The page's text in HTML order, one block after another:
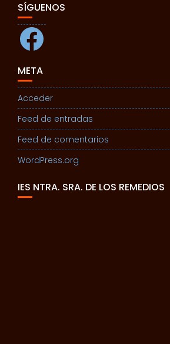
SÍGUENOS
Facebook
META
Acceder
Feed de entradas
Feed de comentarios
WordPress.org
IES NTRA. SRA. DE LOS REMEDIOS